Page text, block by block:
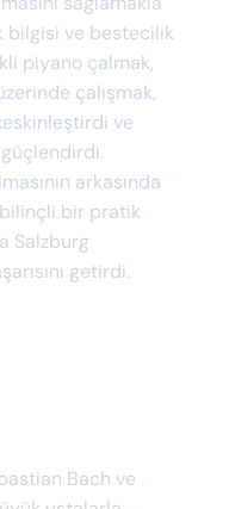
bilgisi ve bestecilik
piyano çalmak,
çalışmak,
ve
güçlendirdi.
arkasında
bir pratik
Salzburg
getirdi.
Bach ve